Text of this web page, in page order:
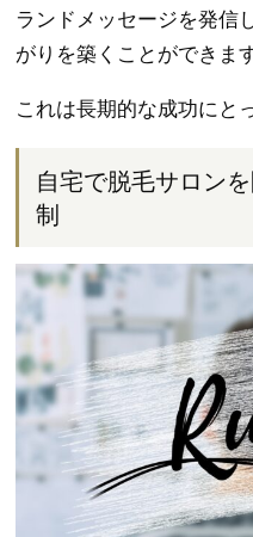
ランドメッセージを発信
がりを築くことができます
これは長期的な成功にと
自宅で脱毛サロン
制